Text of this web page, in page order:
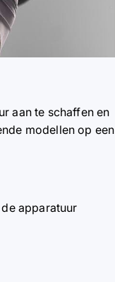
aan te schaffen en
modellen op een
apparatuur